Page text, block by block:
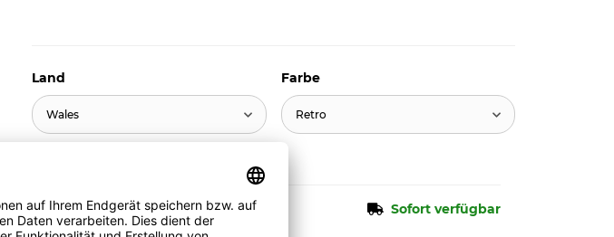
Land
Wales
Farbe
Retro
10,95 € Sofort verfügbar
inkl. 19% MwSt. , zzgl. Versand